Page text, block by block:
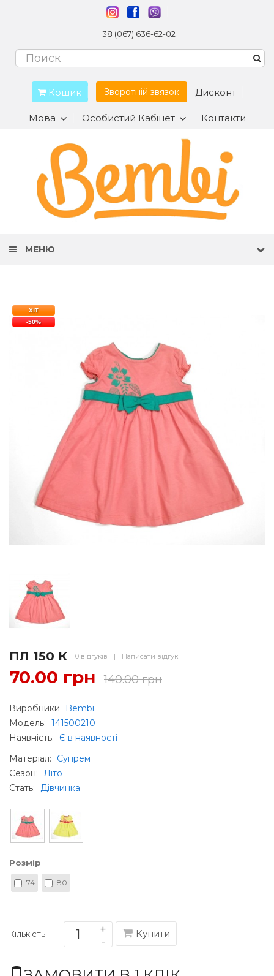
+38 (067) 636-62-02
Кошик Зворотній звязок Дисконт
Мова Особистий Кабінет Контакти
МЕНЮ
ХІТ
-50%
ПЛ 150 К 0 відгуків | Написати відгук
70.00 грн 140.00 грн
Виробники
Bembi
Модель: 141500210
Наявність:
Є в наявності
Матеріал:
Супрем
Сезон: Літо
Стать: Дівчинка
Розмір
74 80
Кількість Купити